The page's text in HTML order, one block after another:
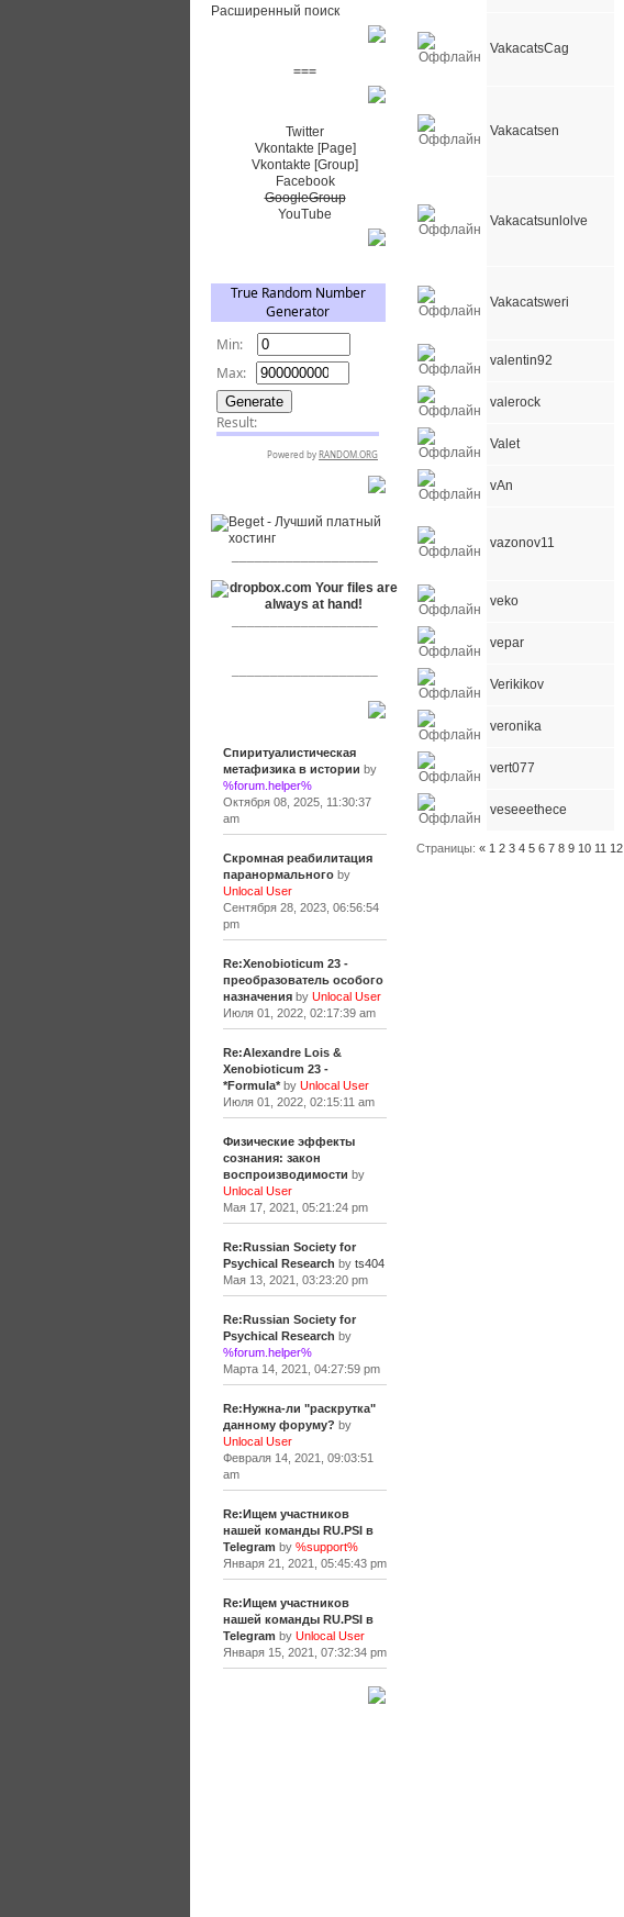
Расширенный поиск
===
Twitter
Vkontakte [Page]
Vkontakte [Group]
Facebook
GoogleGroup
YouTube
Спиритуалистическая
метафизика в истории by
%forum.helper%
Октября 08, 2025, 11:30:37
am
Скромная реабилитация
паранормальногоby
Unlocal User
Сентября 28, 2023, 06:56:54
pm
Re:Xenobioticum 23 -
преобразователь особого
назначенияby Unlocal User
Июля 01, 2022, 02:17:39 am
Re:Alexandre Lois &
Xenobioticum 23 -
*Formula*by Unlocal User
Июля 01, 2022, 02:15:11 am
Физические эффекты
сознания: закон
воспроизводимости by
Unlocal User
Мая 17, 2021, 05:21:24 pm
Re:Russian Society for
Psychical Research by ts404
Мая 13, 2021, 03:23:20 pm
Re:Russian Society for
Psychical Research by
%forum.helper%
Марта 14, 2021, 04:27:59 pm
Re:Нужна-ли "раскрутка"
данному форуму? by
Unlocal User
Февраля 14, 2021, 09:03:51
am
Re:Ищем участников
нашей команды RU.PSI в
Telegram by %support%
Января 21, 2021, 05:45:43 pm
Re:Ищем участников
нашей команды RU.PSI в
Telegram by Unlocal User
Января 15, 2021, 07:32:34 pm
VakacatsCag
Vakacatsen
Vakacatsunlolve
Vakacatsweri
valentin92
valerock
Valet
vAn
vazonov11
veko
vepar
Verikikov
veronika
vert077
veseeethece
Страницы:« 1 2 3 4 5 6 7 8 9 10 11 12